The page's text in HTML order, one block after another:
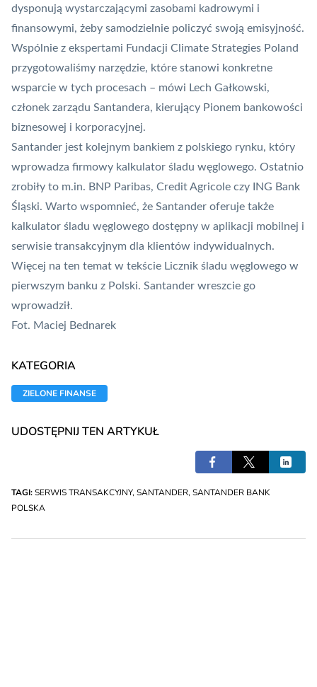
dysponują wystarczającymi zasobami kadrowymi i
finansowymi, żeby samodzielnie policzyć swoją emisyjność.
Wspólnie z ekspertami Fundacji Climate Strategies Poland
przygotowaliśmy narzędzie, które stanowi konkretne
wsparcie w tych procesach – mówi Lech Gałkowski,
członek zarządu Santandera, kierujący Pionem bankowości
biznesowej i korporacyjnej.
Santander jest kolejnym bankiem z polskiego rynku, który
wprowadza firmowy kalkulator śladu węglowego. Ostatnio
zrobiły to m.in. BNP Paribas, Credit Agricole czy ING Bank
Śląski. Warto wspomnieć, że Santander oferuje także
kalkulator śladu węglowego dostępny w aplikacji mobilnej i
serwisie transakcyjnym dla klientów indywidualnych.
Więcej na ten temat w tekście Licznik śladu węglowego w
pierwszym banku z Polski. Santander wreszcie go
wprowadził.
Fot. Maciej Bednarek
KATEGORIA
ZIELONE FINANSE
UDOSTĘPNIJ TEN ARTYKUŁ
TAGI:SERWIS TRANSAKCYJNY, SANTANDER, SANTANDER BANK
POLSKA